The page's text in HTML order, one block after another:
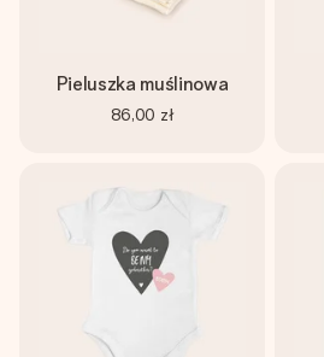
Pieluszka muślinowa
86,00 zł